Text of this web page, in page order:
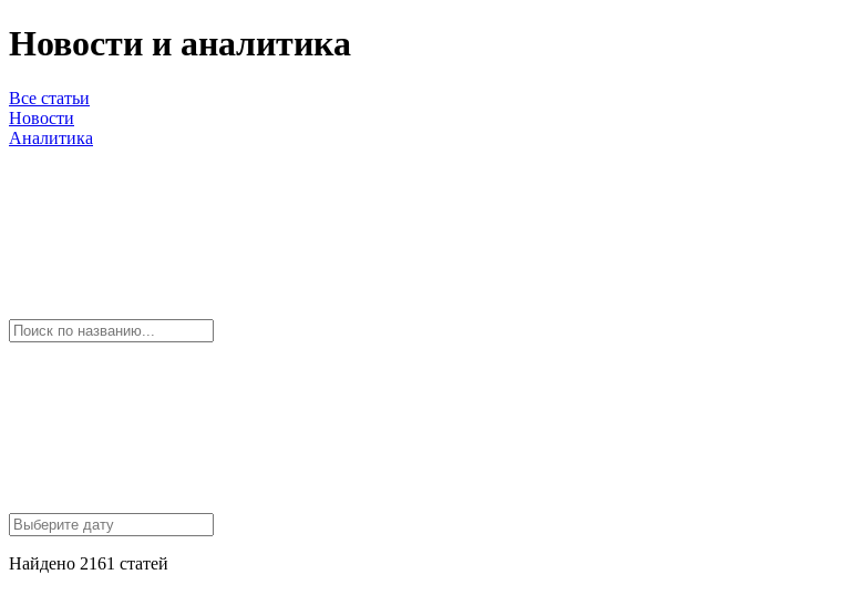
Новости и аналитика
Все статьи
Новости
Аналитика
Найдено 2161 статей